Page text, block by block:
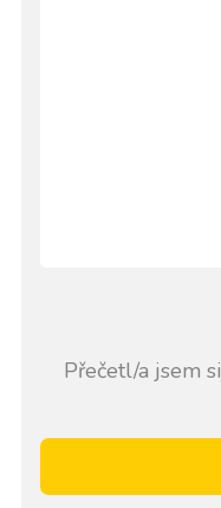
Přečetl/a jsem si